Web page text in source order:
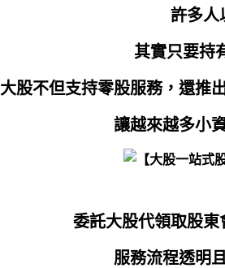
許多人
其實只要持
大股不但支持零股服務，還推
讓越來越多小
委託大股代領取股
服務流程透明